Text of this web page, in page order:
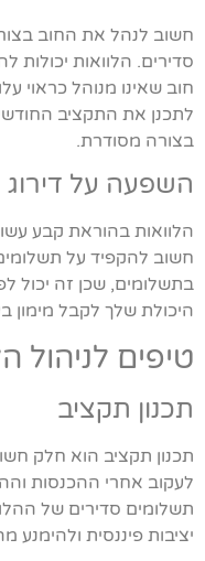
חשוב לנהל את החוב
סדירים. הלוואות יכולות
חוב שאינו מנוהל כראוי
לתכנן את התקציב
בצורה מסודרת.
השפעה על
הלוואות בהוראת קבע
חשוב להקפיד על
בתשלומים, שכן זה יכול
היכולת שלך לקבל מימון
טיפים לניהול
תכנון תקציב
תכנון תקציב הוא חלק
לעקוב אחרי ההכנסות
תשלומים סדירים של
יציבות פיננסית ולהימנע